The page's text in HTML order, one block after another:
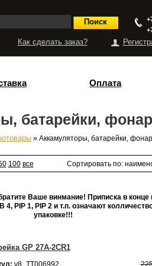
Как сделать заказ?
Оплата
батарейки,
» Аккамуляторы, батарейки,
100 все Сортировать по:
Ваше винмание! Приписка в конце
4, PIP 1, PIP 2 и т.п. означают
упаковке!!!
GP 27А-2CR1